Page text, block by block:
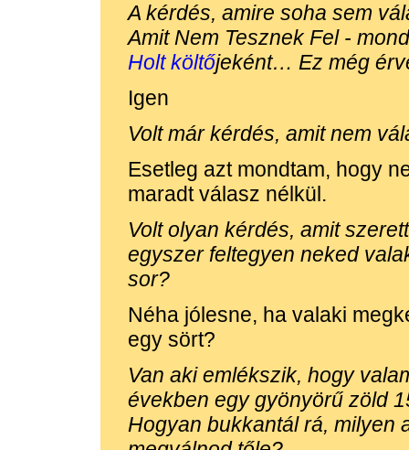
A kérdés, amire soha sem
Amit Nem Tesznek Fel -
Holt költőjeként… Ez még
Igen
Volt már kérdés, amit nem
Esetleg azt mondtam, hogy
maradt válasz nélkül.
Volt olyan kérdés, amit
egyszer feltegyen neked
sor?
Néha jólesne, ha valaki
egy sört?
Van aki emlékszik, hogy
években egy gyönyörű zöld
Hogyan bukkantál rá, milyen